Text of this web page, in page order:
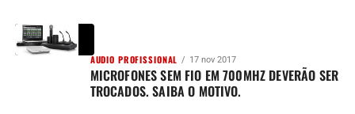
AUDIO PROFISSIONAL 17 nov 2017
MICROFONES SEM FIO EM 700MHZ DEVERÃO SER
TROCADOS. SAIBA O MOTIVO.